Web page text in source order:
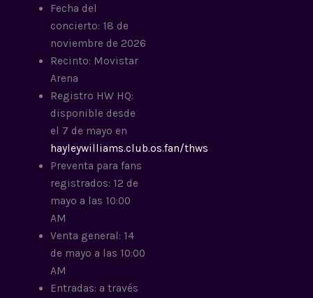
Fecha del
concierto: 18 de
noviembre de 2026
Recinto: Movistar
Arena
Registro HW HQ:
disponible desde
el 7 de mayo en
hayleywilliams.club.os.fan/thws
Preventa para fans
registrados: 12 de
mayo a las 10:00
AM
Venta general: 14
de mayo a las 10:00
AM
Entradas: a través